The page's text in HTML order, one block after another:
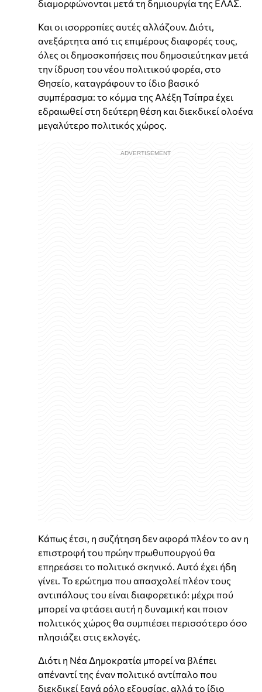
διαμορφώνονται μετά τη δημιουργία της ΕΛΑΣ.
Και οι ισορροπίες αυτές αλλάζουν. Διότι,
ανεξάρτητα από τις επιμέρους διαφορές τους,
όλες οι δημοσκοπήσεις που δημοσιεύτηκαν μετά
την ίδρυση του νέου πολιτικού φορέα, στο
Θησείο, καταγράφουν το ίδιο βασικό
συμπέρασμα: το κόμμα της Αλέξη Τσίπρα έχει
εδραιωθεί στη δεύτερη θέση και διεκδικεί ολοένα
μεγαλύτερο πολιτικός χώρος.
Κάπως έτσι, η συζήτηση δεν αφορά πλέον το αν η
επιστροφή του πρώην πρωθυπουργού θα
επηρεάσει το πολιτικό σκηνικό. Αυτό έχει ήδη
γίνει. Το ερώτημα που απασχολεί πλέον τους
αντιπάλους του είναι διαφορετικό: μέχρι πού
μπορεί να φτάσει αυτή η δυναμική και ποιον
πολιτικός χώρος θα συμπιέσει περισσότερο όσο
πλησιάζει στις εκλογές.
Διότι η Νέα Δημοκρατία μπορεί να βλέπει
απέναντί ​​της έναν πολιτικό αντίπαλο που
διεκδικεί ξανά ρόλο εξουσίας, αλλά το ίδιο